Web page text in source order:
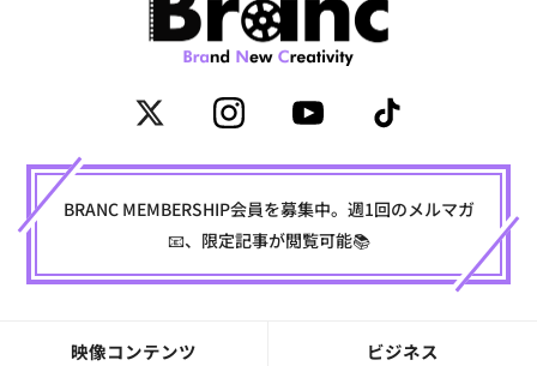
BRANC MEMBERSHIP会員を募集中。週1回のメルマガ
📧、限定記事が閲覧可能📚
映像コンテンツ ビジネス